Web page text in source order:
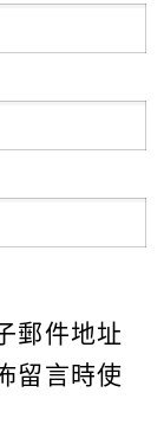
郵件地址
留言時使